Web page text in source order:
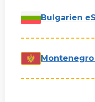
Bulgarien
Montenegro